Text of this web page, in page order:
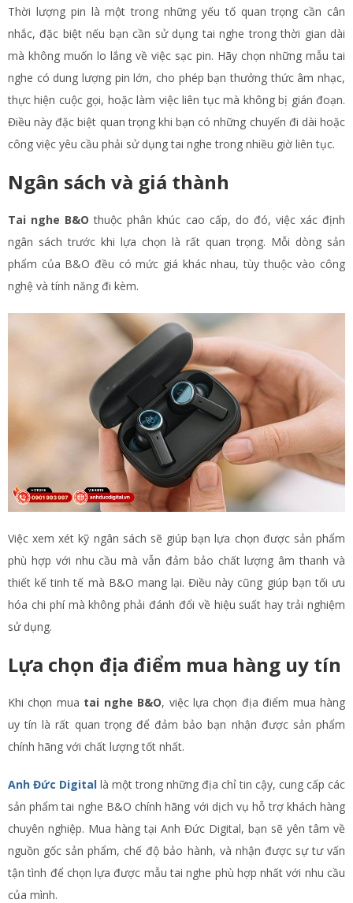
Thời lượng pin là một trong những yếu tố quan trọng cần cân
nhắc, đặc biệt nếu bạn cần sử dụng tai nghe trong thời gian dài
mà không muốn lo lắng về việc sạc pin. Hãy chọn những mẫu tai
nghe có dung lượng pin lớn, cho phép bạn thưởng thức âm nhạc,
thực hiện cuộc gọi, hoặc làm việc liên tục mà không bị gián đoạn.
Điều này đặc biệt quan trọng khi bạn có những chuyến đi dài hoặc
công việc yêu cầu phải sử dụng tai nghe trong nhiều giờ liên tục.
Ngân sách và giá thành
Tai nghe B&O thuộc phân khúc cao cấp, do đó, việc xác định
ngân sách trước khi lựa chọn là rất quan trọng. Mỗi dòng sản
phẩm của B&O đều có mức giá khác nhau, tùy thuộc vào công
nghệ và tính năng đi kèm.
Việc xem xét kỹ ngân sách sẽ giúp bạn lựa chọn được sản phẩm
phù hợp với nhu cầu mà vẫn đảm bảo chất lượng âm thanh và
thiết kế tinh tế mà B&O mang lại. Điều này cũng giúp bạn tối ưu
hóa chi phí mà không phải đánh đổi về hiệu suất hay trải nghiệm
sử dụng.
Lựa chọn địa điểm mua hàng uy tín
Khi chọn mua tai nghe B&O, việc lựa chọn địa điểm mua hàng
uy tín là rất quan trọng để đảm bảo bạn nhận được sản phẩm
chính hãng với chất lượng tốt nhất.
Anh Đức Digital là một trong những địa chỉ tin cậy, cung cấp các
sản phẩm tai nghe B&O chính hãng với dịch vụ hỗ trợ khách hàng
chuyên nghiệp. Mua hàng tại Anh Đức Digital, bạn sẽ yên tâm về
nguồn gốc sản phẩm, chế độ bảo hành, và nhận được sự tư vấn
tận tình để chọn lựa được mẫu tai nghe phù hợp nhất với nhu cầu
của mình.